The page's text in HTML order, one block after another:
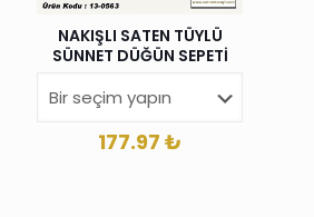
NAKIŞLI SATEN TÜYLÜ
SÜNNET DÜĞÜN SEPETİ
177.97 ₺